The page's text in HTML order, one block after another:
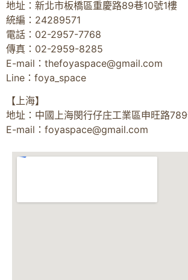
地址：新北市板橋區重慶路89巷10號1樓
統編：24289571
電話：02-2957-7768
傳真：02-2959-8285
E-mail： thefoyaspace@gmail.com
Line：foya_space
【上海】
地址：中國上海閔行仔庄工業區申旺路
E-mail： foyaspace@gmail.com